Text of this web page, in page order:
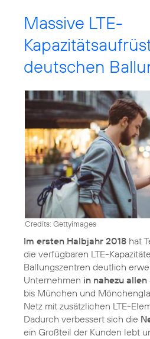
Massive LTE-
deutschen
Credits: Gettyimages
Im ersten Halbjahr 2018 hat
die verfügbaren LTE-
Ballungszentren deutlich
Unternehmen in nahezu
bis München und
Netz mit zusätzlichen LTE-
Dadurch verbessert sich die
ein Großteil der Kunden lebt